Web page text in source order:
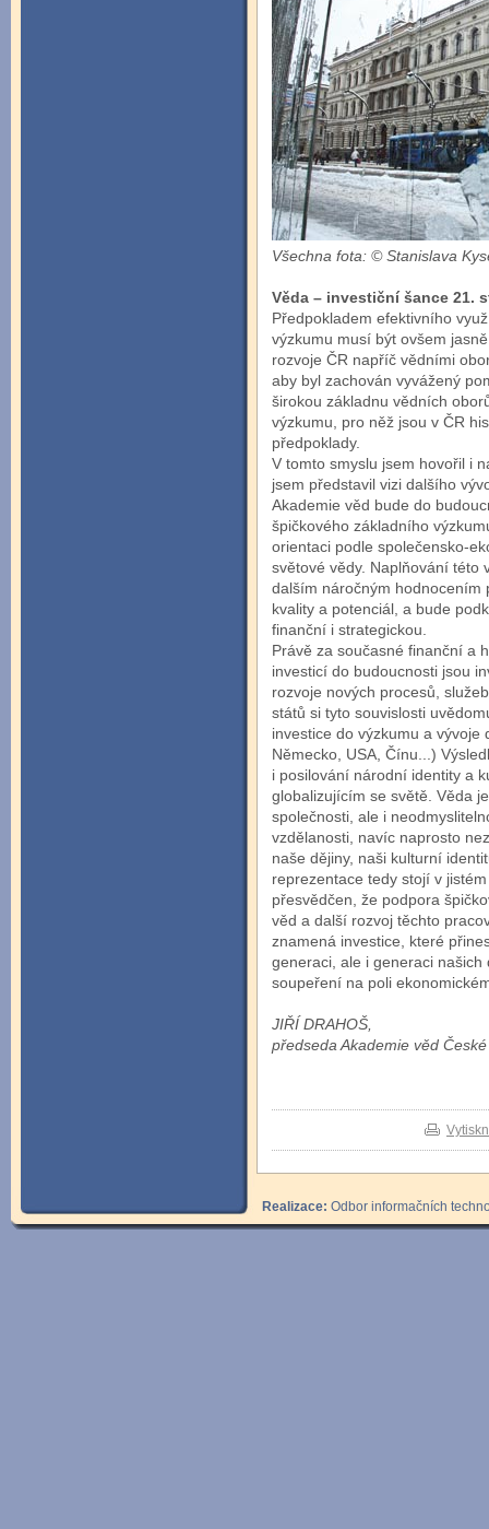
Všechna fota: © Stanislava
Věda – investiční šance 21.
Předpokladem efektivního
výzkumu musí být ovšem
rozvoje ČR napříč vědními
aby byl zachován vyvážený
širokou základnu vědních
výzkumu, pro něž jsou v ČR
předpoklady.
V tomto smyslu jsem hovořil i
jsem představil vizi dalšího
Akademie věd bude do
špičkového základního
orientaci podle společensko-
světové vědy. Naplňování této
dalším náročným hodnocením
kvality a potenciál, a bude
finanční i strategickou.
Právě za současné finanční a
investicí do budoucnosti jsou
rozvoje nových procesů,
států si tyto souvislosti
investice do výzkumu a vývoje
Německo, USA, Čínu...)
i posilování národní identity a
globalizujícím se světě. Věda
společnosti, ale i
vzdělanosti, navíc naprosto
naše dějiny, naši kulturní
reprezentace tedy stojí v
přesvědčen, že podpora
věd a další rozvoj těchto
znamená investice, které
generaci, ale i generaci
soupeření na poli
JIŘÍ DRAHOŠ,
předseda Akademie věd
Realizace: Odbor informačních